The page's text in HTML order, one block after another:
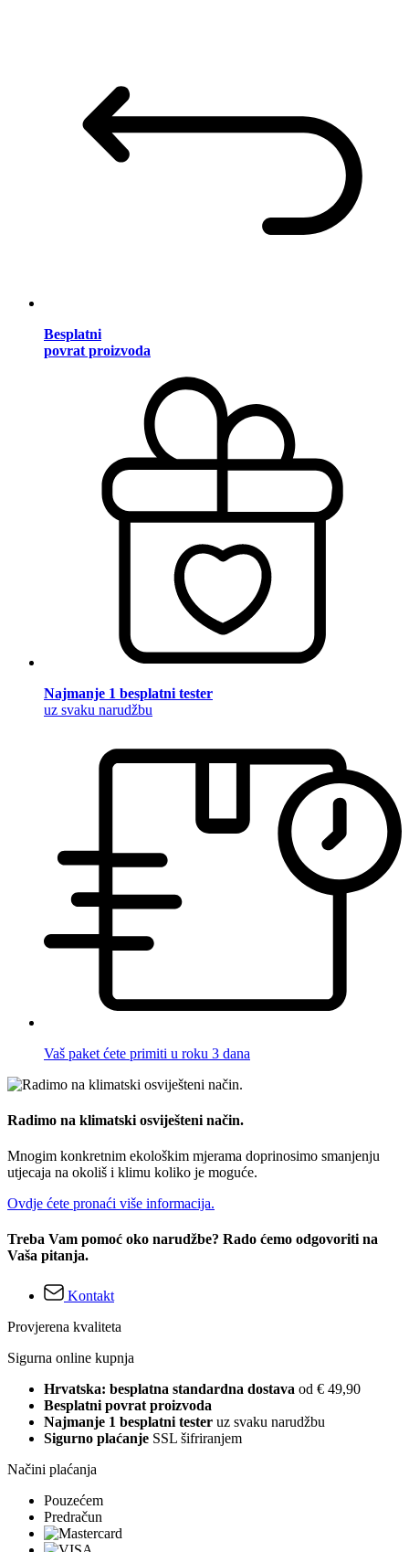
Besplatni
povrat proizvoda
Najmanje 1 besplatni tester
uz svaku narudžbu
Vaš paket ćete primiti u roku 3 dana
Radimo na klimatski osviješteni način.
Mnogim konkretnim ekološkim mjerama doprinosimo smanjenju
utjecaja na okoliš i klimu koliko je moguće.
Ovdje ćete pronaći više informacija.
Treba Vam pomoć oko narudžbe? Rado ćemo odgovoriti na
Vaša pitanja.
Kontakt
Provjerena kvaliteta
Sigurna online kupnja
Hrvatska: besplatna standardna dostava od € 49,90
Besplatni povrat proizvoda
Najmanje 1 besplatni tester uz svaku narudžbu
Sigurno plaćanje SSL šifriranjem
Načini plaćanja
Pouzećem
Predračun